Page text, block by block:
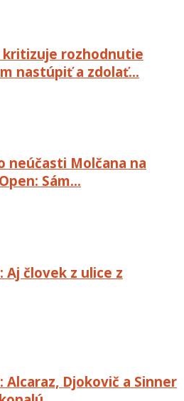
kritizuje rozhodnutie
nastúpiť a zdolať…
neúčasti Molčana na
Sám…
Aj človek z ulice z
Alcaraz, Djokovič a Sinner